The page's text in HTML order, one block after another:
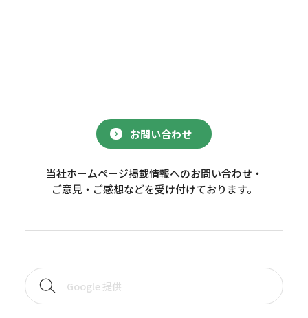
お問い合わせ
当社ホームページ掲載情報へのお問い合わせ・
ご意見・ご感想などを受け付けております。